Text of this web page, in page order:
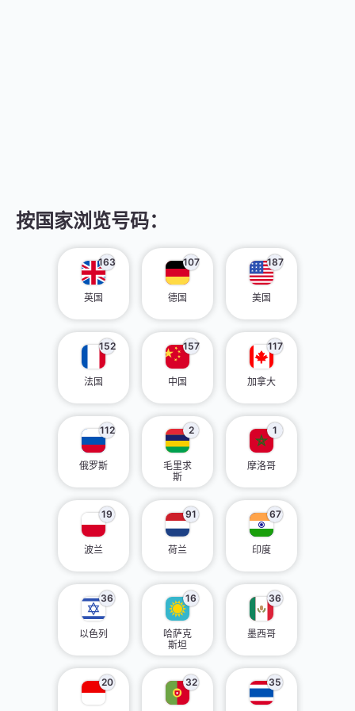
按国家浏览号码：
163
英国
107
德国
187
美国
152
法国
157
中国
117
加拿大
112
俄罗斯
2
毛里求
斯
1
摩洛哥
19
波兰
91
荷兰
67
印度
36
以色列
16
哈萨克
斯坦
36
墨西哥
20 32 35